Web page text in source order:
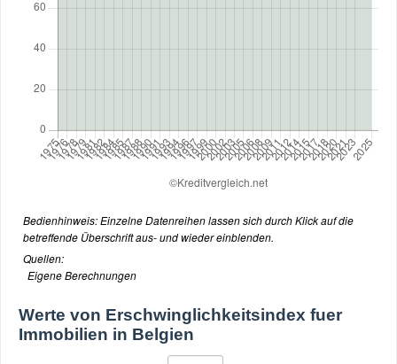
Bedienhinweis: Einzelne Datenreihen lassen sich durch Klick auf die
betreffende Überschrift aus- und wieder einblenden.
Quellen:
Eigene Berechnungen
Werte von Erschwinglichkeitsindex fuer
Immobilien in Belgien